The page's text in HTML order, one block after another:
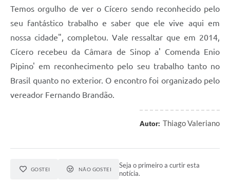
Temos orgulho de ver o Cícero sendo reconhecido pelo
seu fantástico trabalho e saber que ele vive aqui em
nossa cidade", completou. Vale ressaltar que em 2014,
Cícero recebeu da Câmara de Sinop a' Comenda Enio
Pipino' em reconhecimento pelo seu trabalho tanto no
Brasil quanto no exterior. O encontro foi organizado pelo
vereador Fernando Brandão.
Autor: Thiago Valeriano
GOSTEI NÃO GOSTEI
Seja o primeiro a curtir esta
notícia.